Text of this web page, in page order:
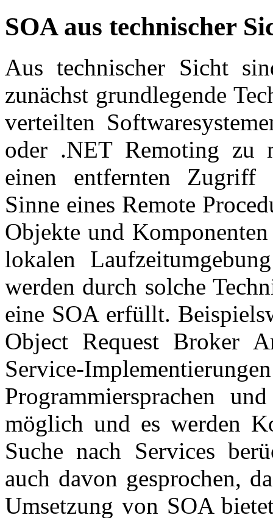
SOA aus technischer
Aus technischer Sicht
zunächst grundlegende
verteilten
oder .NET Remoting zu
einen entfernten Zugriff
Sinne eines Remote
Objekte und
lokalen
werden durch solche
eine SOA erfüllt.
Object Request Broker
Service-
Programmiersprachen
möglich und es werden
Suche nach Services
auch davon gesprochen,
Umsetzung von SOA